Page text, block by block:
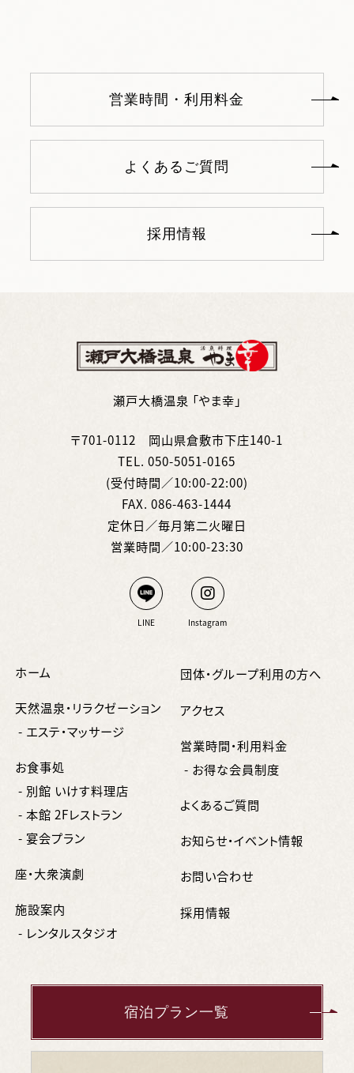
営業時間・利用料金
よくあるご質問
採用情報
瀬戸大橋温泉 「やま幸」
〒701-0112 岡山県倉敷市下庄140-1
TEL.050-5051-0165
(受付時間／10:00-22:00)
FAX. 086-463-1444
定休日／毎月第二火曜日
営業時間／10:00-23:30
LINE Instagram
ホーム
天然温泉・リラクゼーション
- エステ・マッサージ
お食事処
- 別館 いけす料理店
- 本館 2Fレストラン
- 宴会プラン
座・大衆演劇
施設案内
- レンタルスタジオ
団体・グループ利用の方へ
アクセス
営業時間・利用料金
- お得な会員制度
よくあるご質問
お知らせ・イベント情報
お問い合わせ
採用情報
宿泊プラン一覧